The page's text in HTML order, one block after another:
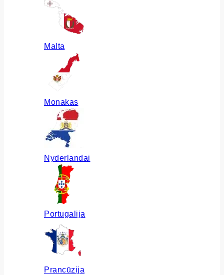
Malta
Monakas
Nyderlandai
Portugalija
Prancūzija